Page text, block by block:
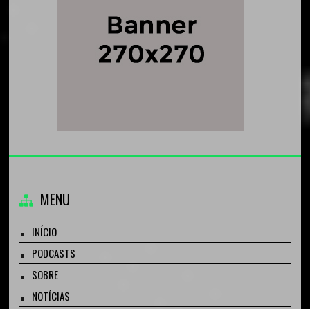
MENU
INÍCIO
PODCASTS
SOBRE
NOTÍCIAS